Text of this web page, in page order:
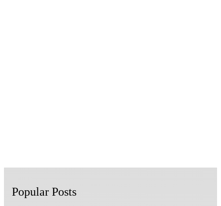
Popular Posts